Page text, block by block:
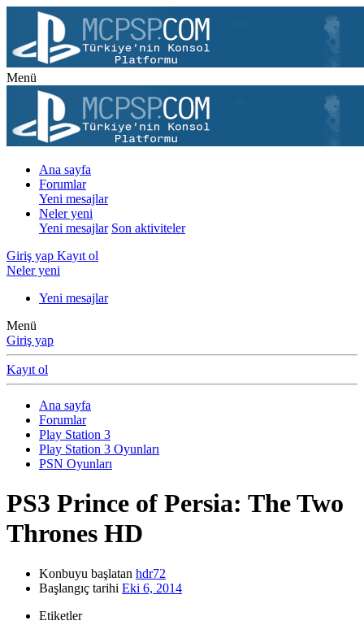
Menü
Ana sayfa
Forumlar
Yeni mesajlar
Neler yeni
Yeni mesajlar Son aktiviteler
Giriş yap Kayıt ol
Neler yeni
Yeni mesajlar
Menü
Giriş yap
Kayıt ol
Ana sayfa
Forumlar
Play Station 3
Play Station 3 Oyunları
PSN Oyunları
PS3 Prince of Persia: The Two
Thrones HD
Konbuyu başlatan hdr72
Başlangıç tarihi Eki 6, 2014
Etiketler